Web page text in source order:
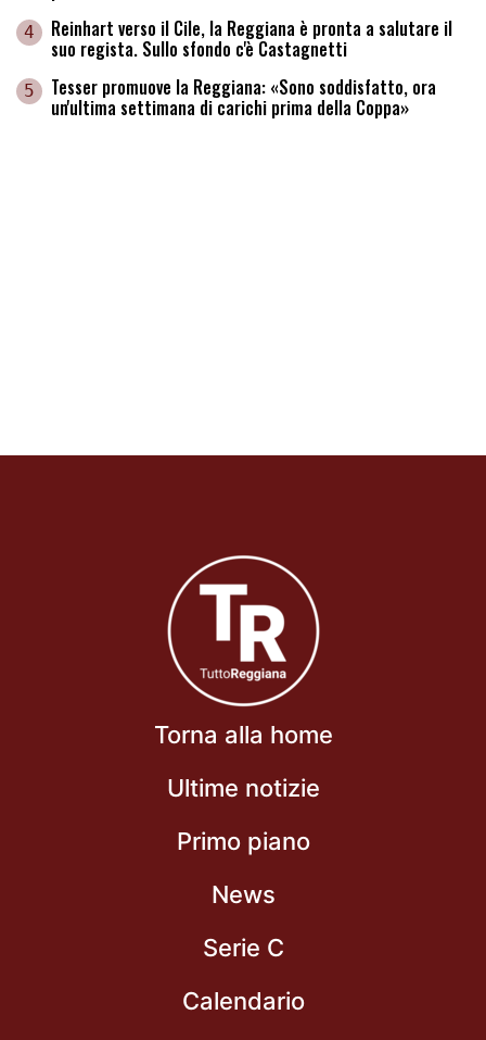
4 Reinhart verso il Cile, la Reggiana è pronta a salutare il
suo regista. Sullo sfondo c'è Castagnetti
5 Tesser promuove la Reggiana: «Sono soddisfatto, ora
un'ultima settimana di carichi prima della Coppa»
Torna alla home
Ultime notizie
Primo piano
News
Serie C
Calendario